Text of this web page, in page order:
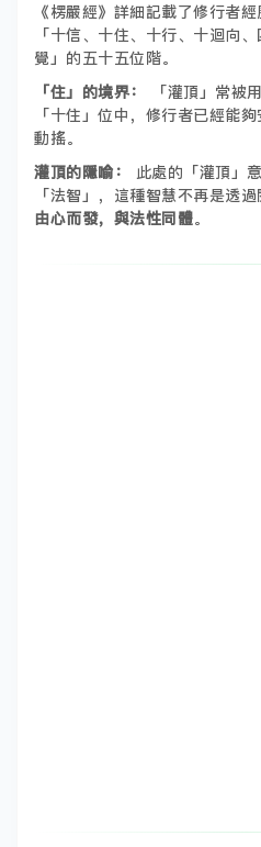
《楞嚴經》詳細記載了修行者
「十信、十住、十行、十迴向
覺」的五十五位階。
「住」的境界：
「灌頂」常被
「十住」位中，修行者已經能
動搖。
灌頂的隱喻：
此處的「灌頂」
「法智」，這種智慧不再是透
由心而發，與法性同體。